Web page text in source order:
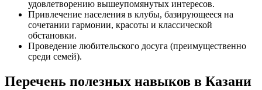
удовлетворению вышеупомянутых интересов.
Привлечение населения в клубы, базирующееся на
сочетании гармонии, красоты и классической
обстановки.
Проведение любительского досуга (преимущественно
среди семей).
Перечень полезных навыков в Казани